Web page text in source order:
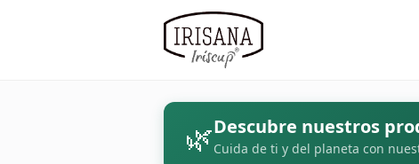
🌿Descubre nuestros
Cuida de ti y del planeta con